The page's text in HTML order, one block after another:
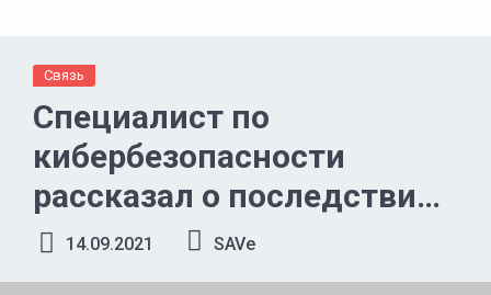
Связь
Специалист по
кибербезопасности
рассказал о последствиях
принятия закона об
автономном Рунете
14.09.2021 SAVe